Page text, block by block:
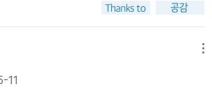
순간이 남아 있다니......이것이 소중한 사랑
'아따, 그놈 안목하고는, 선물을 혀도 저리 촌
할아버지의 눈흘김에 나도 따라 웃었다. 가슴
들이 한 마음으로 공감하는 것은 바로 보편적
는 내용 없는 생각거리를 많이 제공해주는 글
일들을 억지스럽지 않게 잘 풀어두어 공감을
.
만나게 되면서 재혼을 생각하지만, 자식들은
못합니다. [개구리 이마에도 뿔이 날까?]에
이혼 당하고 자식이 셋 딸린 남편을 만나 살라
과 그런 할머니들을 약간 못 마땅하게 여기
이 있는 표지부터가 심상치 않았는데... 바로
할머니들의 자화상들이 담긴 재미와 감동을 함
들 뒷바라지하시다가 결국 병을 얻으신 나의
11